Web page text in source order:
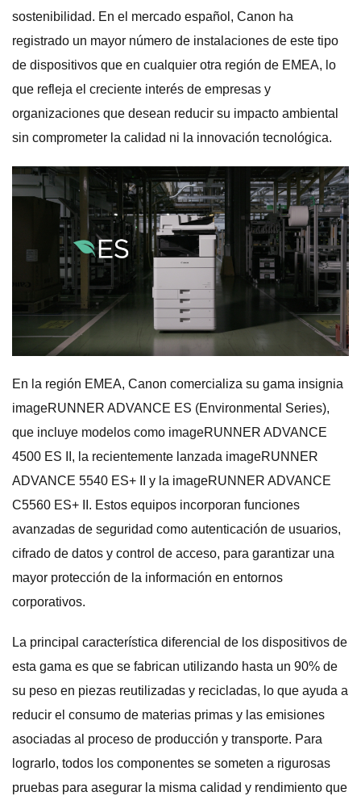
sostenibilidad. En el mercado español, Canon ha
registrado un mayor número de instalaciones de este tipo
de dispositivos que en cualquier otra región de EMEA, lo
que refleja el creciente interés de empresas y
organizaciones que desean reducir su impacto ambiental
sin comprometer la calidad ni la innovación tecnológica.
En la región EMEA, Canon comercializa su gama insignia
imageRUNNER ADVANCE ES (Environmental Series),
que incluye modelos como imageRUNNER ADVANCE
4500 ES II, la recientemente lanzada imageRUNNER
ADVANCE 5540 ES+ II y la imageRUNNER ADVANCE
C5560 ES+ II. Estos equipos incorporan funciones
avanzadas de seguridad como autenticación de usuarios,
cifrado de datos y control de acceso, para garantizar una
mayor protección de la información en entornos
corporativos.
La principal característica diferencial de los dispositivos de
esta gama es que se fabrican utilizando hasta un 90% de
su peso en piezas reutilizadas y recicladas, lo que ayuda a
reducir el consumo de materias primas y las emisiones
asociadas al proceso de producción y transporte. Para
lograrlo, todos los componentes se someten a rigurosas
pruebas para asegurar la misma calidad y rendimiento que